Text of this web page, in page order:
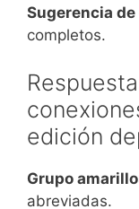
Sugerencia
completos.
edición
Grupo amarillo
abreviadas.